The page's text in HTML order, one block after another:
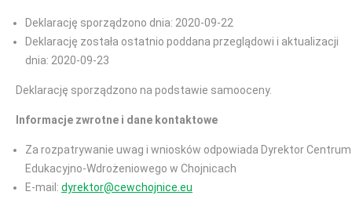
Deklarację sporządzono dnia: 2020-09-22
Deklarację została ostatnio poddana przeglądowi i aktualizacji
dnia: 2020-09-23
Deklarację sporządzono na podstawie samooceny.
Informacje zwrotne i dane kontaktowe
Za rozpatrywanie uwag i wniosków odpowiada Dyrektor Centrum
Edukacyjno-Wdrożeniowego w Chojnicach
E-mail: dyrektor@cewchojnice.eu